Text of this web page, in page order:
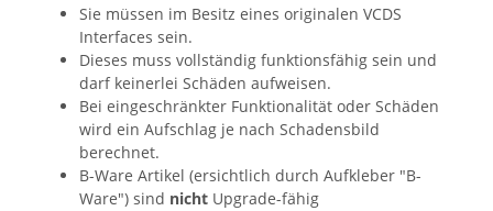
Sie müssen im Besitz eines originalen VCDS
Interfaces sein.
Dieses muss vollständig funktionsfähig sein und
darf keinerlei Schäden aufweisen.
Bei eingeschränkter Funktionalität oder Schäden
wird ein Aufschlag je nach Schadensbild
berechnet.
B-Ware Artikel (ersichtlich durch Aufkleber "B-
Ware") sind nicht Upgrade-fähig